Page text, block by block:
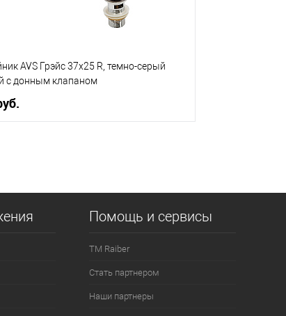
AVS Грэйс 37x25 R, темно-серый
с донным клапаном
Помощь и сервисы
ТМ Raiber
Стать партнером
Наши партнеры